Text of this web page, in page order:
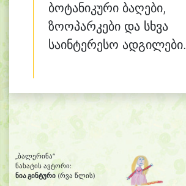
ბოტანიკური ბაღები,
ზოოპარკები და სხვა
საინტერესო ადგილები.
„ბალერინა“
ნახატის ავტორი:
ნია გინტური(რვა წლის)